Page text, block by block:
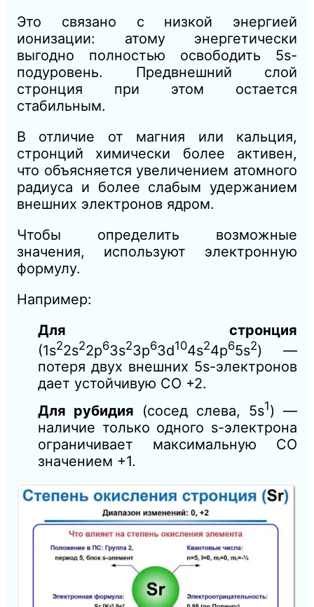
Это связано с низкой энергией
ионизации: атому энергетически
выгодно полностью освободить 5s-
подуровень. Предвнешний слой
стронция при этом остается
стабильным.
В отличие от магния или кальция,
стронций химически более активен,
что объясняется увеличением атомного
радиуса и более слабым удержанием
внешних электронов ядром.
Чтобы определить возможные
значения, используют электронную
формулу.
Например:
Для стронция
(1s22s22p63s23p63d104s24p65s2) —
потеря двух внешних 5s-электронов
дает устойчивую СО +2.
Для рубидия (сосед слева, 5s1) —
наличие только одного s-электрона
ограничивает максимальную СО
значением +1.